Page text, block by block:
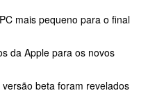
mais pequeno para o final
da Apple para os novos
beta foram revelados